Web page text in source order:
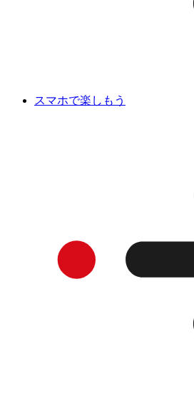
スマホで楽しもう